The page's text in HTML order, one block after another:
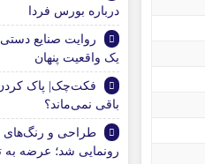
درباره بورس فردا
روایت صنایع
یک واقعیت پنهان
فکت‌چک| پاک کردن
باقی نمی‌ماند؟
رونمایی شد؛ عرضه به